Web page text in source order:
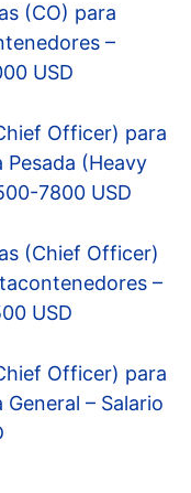
(CO) para
–
USD
Officer) para
Pesada (Heavy
7800 USD
(Chief Officer)
–
USD
Officer) para
– Salario